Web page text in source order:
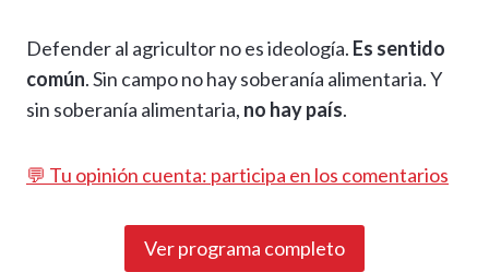
Defender al agricultor no es ideología. Es sentido
común. Sin campo no hay soberanía alimentaria. Y
sin soberanía alimentaria, no hay país.
💬 Tu opinión cuenta: participa en los comentarios
Ver programa completo